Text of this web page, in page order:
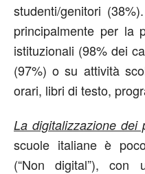
studenti/genitori
principalmente per la
istituzionali (98% dei
(97%) o su attività
orari, libri di testo,
La digitalizzazione dei
scuole italiane è
(“Non digital”), con